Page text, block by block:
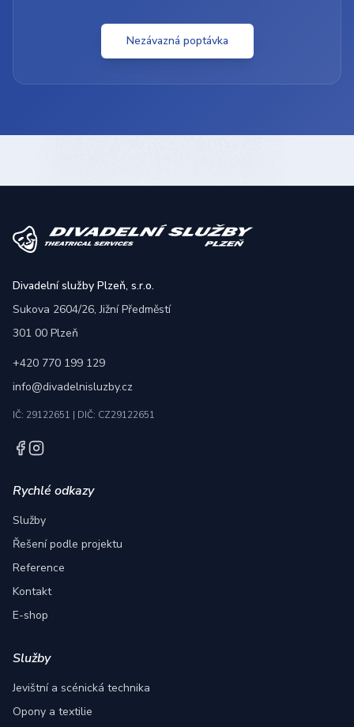
Nezávazná poptávka
Divadelní služby Plzeň, s.r.o.
Sukova 2604/26, Jižní Předměstí
301 00 Plzeň
+420 770 199 129
info@divadelnisluzby.cz
IČ: 29122651 | DIČ: CZ29122651
Rychlé odkazy
Služby
Řešení podle projektu
Reference
Kontakt
E-shop
Služby
Jevištní a scénická technika
Opony a textilie